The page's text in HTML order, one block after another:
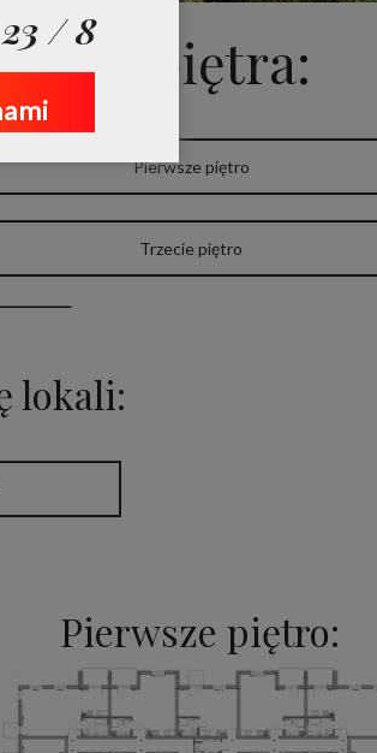
piętra:
Pierwsze piętro
Trzecie piętro
lokali:
Pierwsze piętro:
/ 8